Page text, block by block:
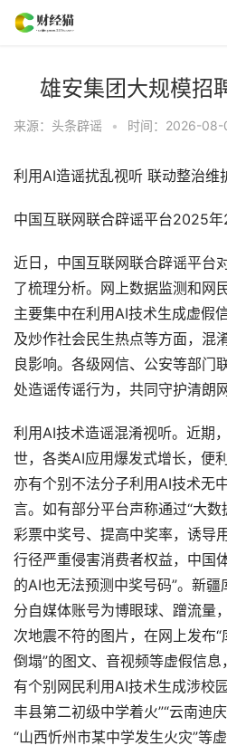
雄安集团大规模招
来源：头条辟谣 • 时间：2026-08-
利用AI造谣扰乱视听 联动整治维
中国互联网联合辟谣平台2025
近日，中国互联网联合辟谣平台
了梳理分析。网上数据监测和网
主要集中在利用AI技术生成虚假
及炒作社会民生热点等方面，混
良影响。各级网信、公安等部门
处造谣传谣行为，共同守护清朗
利用AI技术造谣混淆视听。近期
世，各类AI应用爆发式增长，便
亦有个别不法分子利用AI技术无
言。如有部分平台声称通过“大数
彩票中奖号、提高中奖率，诱导
行径严重侵害消费者权益，中国
的AI也无法预测中奖号码”。新
分自媒体账号为博眼球、蹭流量
次地震不符的图片，在网上发布
倒塌”的图文、音视频等虚假信
有个别网民利用AI技术生成涉校
丰县第二初级中学着火”“云南迪
“山西忻州市某中学发生火灾”等